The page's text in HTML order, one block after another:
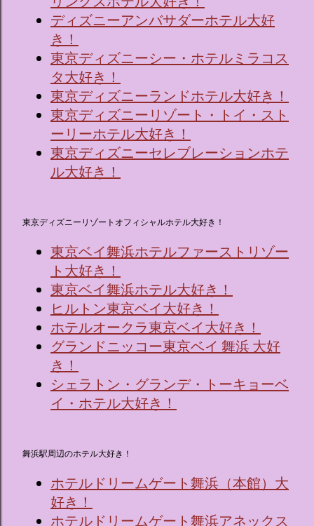
ディズニーアンバサダーホテル大好
き！
東京ディズニーシー・ホテルミラコス
タ大好き！
東京ディズニーランドホテル大好き！
東京ディズニーリゾート・トイ・スト
ーリーホテル大好き！
東京ディズニーセレブレーションホテ
ル大好き！
東京ディズニーリゾートオフィシャルホテル大好き！
東京ベイ舞浜ホテルファーストリゾー
ト大好き！
東京ベイ舞浜ホテル大好き！
ヒルトン東京ベイ大好き！
ホテルオークラ東京ベイ大好き！
グランドニッコー東京ベイ 舞浜 大好
き！
シェラトン・グランデ・トーキョーベ
イ・ホテル大好き！
舞浜駅周辺のホテル大好き！
ホテルドリームゲート舞浜（本館）大
好き！
ホテルドリームゲート舞浜アネックス